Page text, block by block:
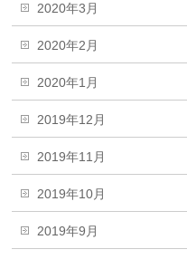
2020年3月
2020年2月
2020年1月
2019年12月
2019年11月
2019年10月
2019年9月